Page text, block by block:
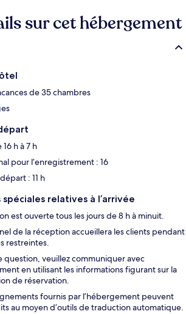
sur cet hébergement
de 35 chambres
h à 7 h
pour l’enregistrement : 16
: 11 h
relatives à l’arrivée
est ouverte tous les jours de 8 h à minuit.
de la réception accueillera les clients pendant
restreintes.
question, veuillez communiquer avec
en utilisant les informations figurant sur la
de réservation.
fournis par l’hébergement peuvent
au moyen d’outils de traduction automatique.